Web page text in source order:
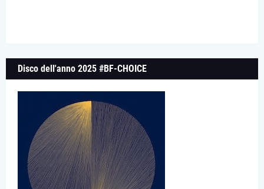
Disco dell'anno 2025 #BF-CHOICE